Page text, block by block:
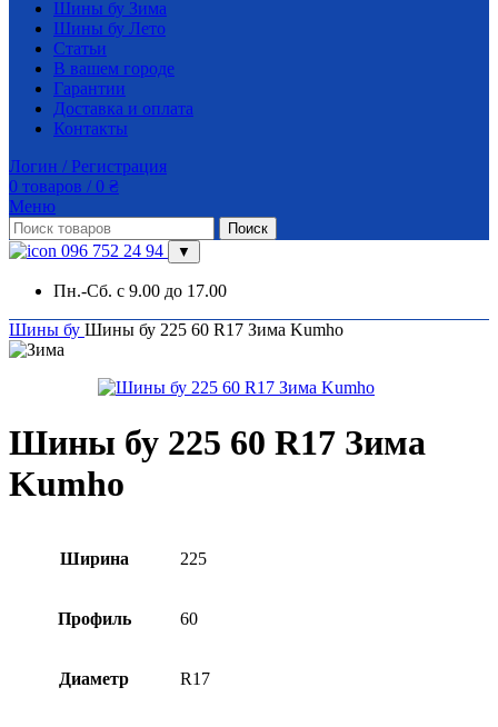
Шины бу Зима
Шины бу Лето
Статьи
В вашем городе
Гарантии
Доставка и оплата
Контакты
Логин / Регистрация
0 товаров / 0 ₴
Меню
Поиск
096 752 24 94 ▼
Пн.-Сб. с 9.00 до 17.00
Шины бу Шины бу 225 60 R17 Зима Kumho
Шины бу 225 60 R17 Зима
Kumho
Ширина 225
Профиль 60
Диаметр R17